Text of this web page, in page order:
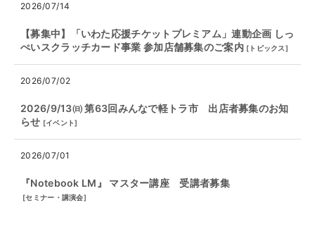
2026/07/14
【募集中】「いわた応援チケットプレミアム」連動企画 しっ
ぺいスクラッチカード事業 参加店舗募集のご案内 [ トピックス]
2026/07/02
2026/9/13㈰ 第63回みんなで軽トラ市 出店者募集のお知
らせ [イベント]
2026/07/01
『Notebook LM』 マスター講座 受講者募集
[セミナー・講演会]